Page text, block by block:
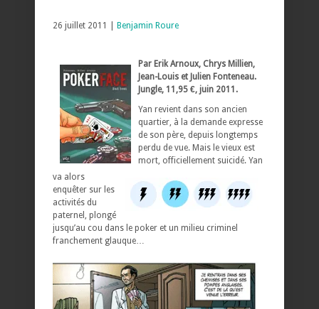
26 juillet 2011 | Benjamin Roure
Par Erik Arnoux, Chrys Millien,
Jean-Louis et Julien Fonteneau.
Jungle, 11,95 €, juin 2011.
Yan revient dans son ancien
quartier, à la demande expresse
de son père, depuis longtemps
perdu de vue. Mais le vieux est
mort, officiellement suicidé. Yan
va alors
enquêter sur les
activités du
paternel, plongé
jusqu’au cou dans le poker et un milieu criminel
franchement glauque…